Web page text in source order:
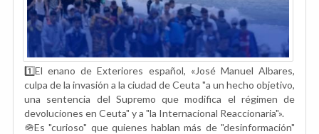
1️⃣El enano de Exteriores español, «José Manuel Albares,
culpa de la invasión a la ciudad de Ceuta "a un hecho objetivo,
una sentencia del Supremo que modifica el régimen de
devoluciones en Ceuta" y a "la Internacional Reaccionaria"».
🪖Es "curioso" que quienes hablan más de "desinformación"